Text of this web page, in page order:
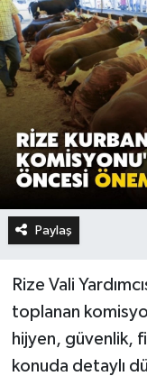
Paylaş
Rize Vali
toplanan
hijyen, güvenlik,
konuda detaylı